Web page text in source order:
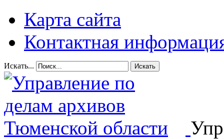
Карта сайта
Контактная
Искать... Искать